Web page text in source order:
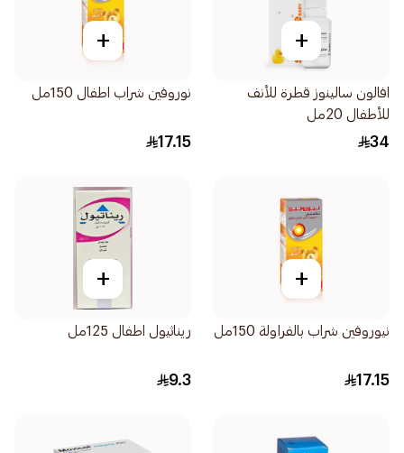
+
افالون سالينوز قطرة للأنف
للأطفال 20مل
34
+
نوروفين شراب اطفال 150مل
17.15
+
نيوروفين شراب بالفراولة 150مل
17.15
+
ريناثيول اطفال 125مل
9.3